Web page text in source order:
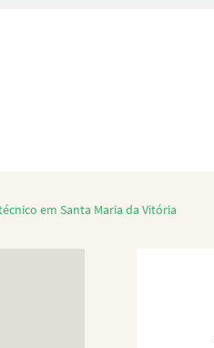
em Santa Maria da Vitória